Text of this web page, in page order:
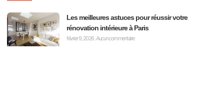
Les meilleures astuces pour réussir votre
rénovation intérieure à Paris
février 9, 2026Aucun commentaire